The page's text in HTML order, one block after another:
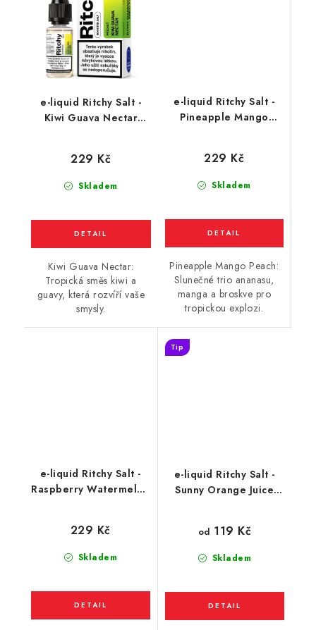
e-liquid Ritchy Salt -
Kiwi Guava Nectar
Skladem
229 Kč
Kiwi Guava Nectar:
Tropická směs kiwi a
guavy, která rozvíří vaše
smysly.
e-liquid Ritchy Salt -
Pineapple Mango
Skladem
229 Kč
Pineapple Mango Peach:
Slunečné trio ananasu,
manga a broskve pro
tropickou explozi.
e-liquid Ritchy Salt -
Raspberry Watermelon
Skladem
229 Kč
e-liquid Ritchy Salt -
Sunny Orange Juice
Tip
Skladem
od 119 Kč